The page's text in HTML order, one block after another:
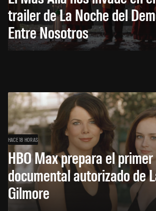
trailer de La Noche del
Entre Nosotros
HACE 18 HORAS
HBO Max prepara el primer
documental autorizado de
Gilmore